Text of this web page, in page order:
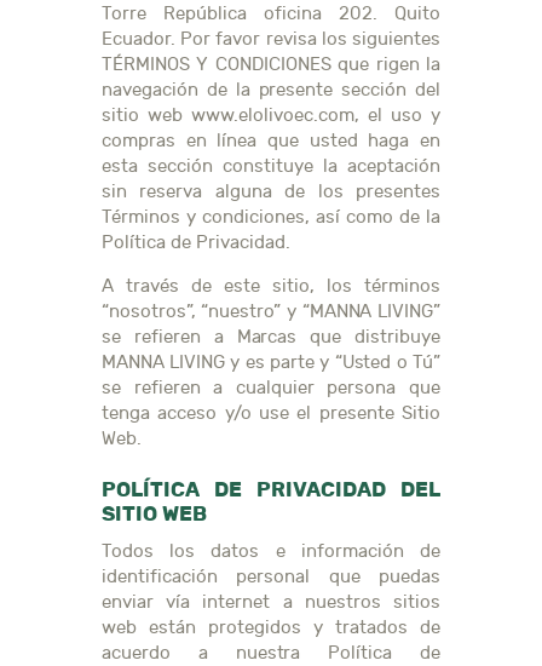
CONTACTO
Torre República oficina 202. Quito
Ecuador. Por favor revisa los siguientes
TÉRMINOS Y CONDICIONES que rigen la
navegación de la presente sección del
sitio web www.elolivoec.com, el uso y
compras en línea que usted haga en
esta sección constituye la aceptación
sin reserva alguna de los presentes
Términos y condiciones, así como de la
Política de Privacidad.
A través de este sitio, los términos
“nosotros”, “nuestro” y “MANNA LIVING”
se refieren a Marcas que distribuye
MANNA LIVING y es parte y “Usted o Tú”
se refieren a cualquier persona que
tenga acceso y/o use el presente Sitio
Web.
POLÍTICA DE PRIVACIDAD DEL
SITIO WEB
Todos los datos e información de
identificación personal que puedas
enviar vía internet a nuestros sitios
web están protegidos y tratados de
acuerdo a nuestra Política de